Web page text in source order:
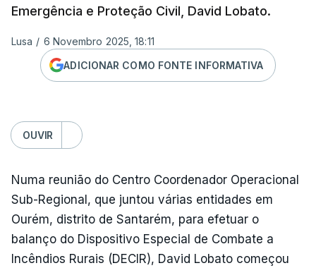
Emergência e Proteção Civil, David Lobato.
Lusa / 6 Novembro 2025, 18:11
ADICIONAR COMO FONTE INFORMATIVA
OUVIR
Numa reunião do Centro Coordenador Operacional
Sub-Regional, que juntou várias entidades em
Ourém, distrito de Santarém, para efetuar o
balanço do Dispositivo Especial de Combate a
Incêndios Rurais (DECIR), David Lobato começou